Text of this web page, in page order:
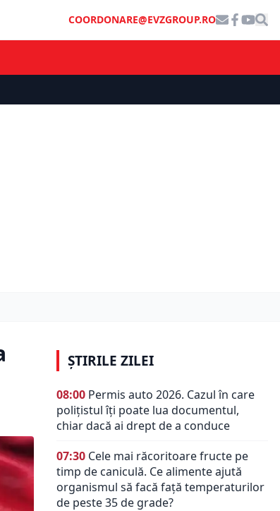
COORDONARE@EVZGROUP.RO
ȘTIRILE ZILEI
08:00 Permis auto 2026. Cazul în care
polițistul îți poate lua documentul,
chiar dacă ai drept de a conduce
07:30 Cele mai răcoritoare fructe pe
timp de caniculă. Ce alimente ajută
organismul să facă față temperaturilor
de peste 35 de grade?